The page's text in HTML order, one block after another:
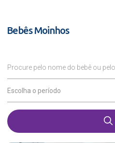
Bebês Moinhos
Procure pelo nome do bebê ou
Escolha o período